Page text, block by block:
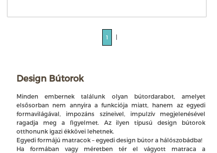
1
Design Bútorok
Minden embernek találunk olyan bútordarabot, amelyet
elsősorban nem annyira a funkciója miatt, hanem az egyedi
formavilágával, impozáns színeivel, impulzív megjelenésével
ragadja meg a figyelmet. Az ilyen típusú design bútorok
otthonunk igazi ékkövei lehetnek.
Egyedi formájú matracok – egyedi design bútor a hálószobádba!
Ha formában vagy méretben tér el vágyott matraca a